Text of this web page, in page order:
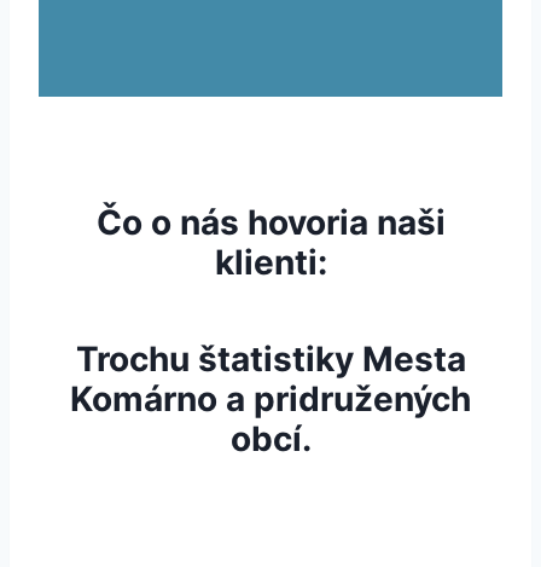
Čo o nás hovoria naši
klienti:
Trochu štatistiky Mesta
Komárno a pridružených
obcí.